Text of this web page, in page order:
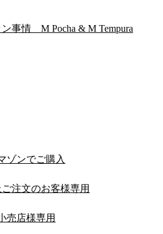
事情 M Pocha & M Tempura
ゾンでご購入
注文のお客様専用
売店様専用